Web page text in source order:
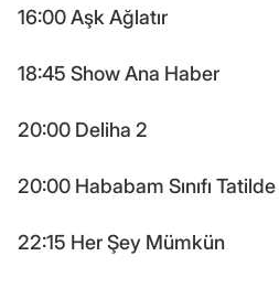
16:00 Aşk Ağlatır
18:45 Show Ana Haber
20:00 Deliha 2
20:00 Hababam Sınıfı Tatilde
22:15 Her Şey Mümkün